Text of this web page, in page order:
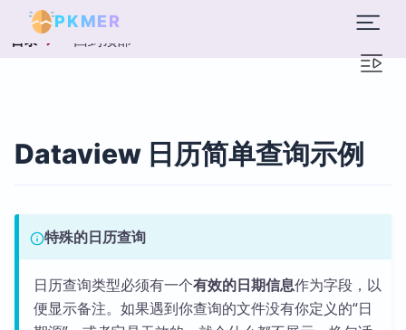
PKMER
目录 回到顶部
Dataview 日历简单查询示例
特殊的日历查询
日历查询类型必须有一个有效的日期信息作为字段，以
便显示备注。如果遇到你查询的文件没有你定义的“日